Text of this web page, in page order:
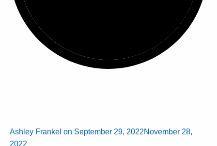
Ashley Frankel on September 29, 2022November 28,
2022